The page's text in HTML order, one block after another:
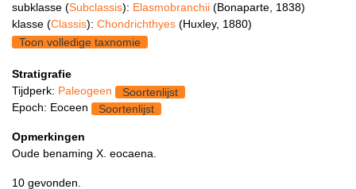
subklasse (Subclassis): Elasmobranchii (Bonaparte, 1838)
klasse (Classis): Chondrichthyes (Huxley, 1880)
Toon volledige taxnomie
Stratigrafie
Tijdperk: Paleogeen
Soortenlijst
Epoch: Eoceen
Soortenlijst
Opmerkingen
Oude benaming X. eocaena.
10 gevonden.